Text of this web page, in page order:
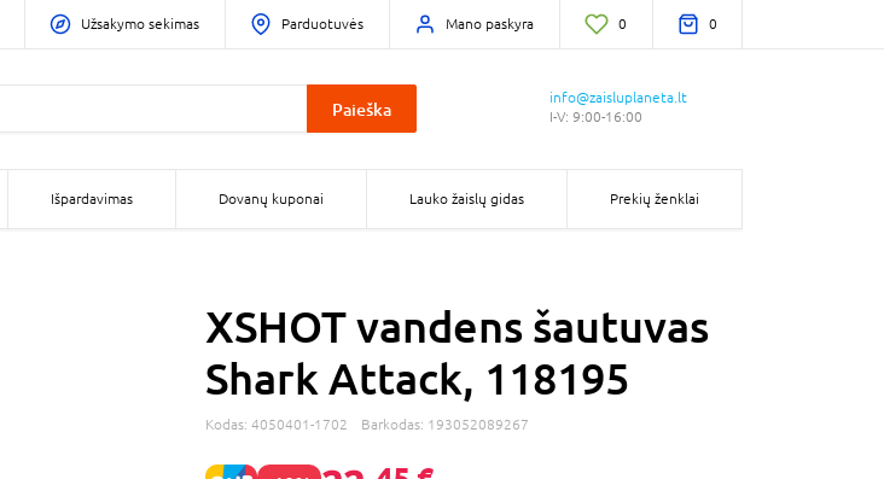
Užsakymo sekimas Parduotuvės Mano paskyra 0 0
Paieška
info@zaisluplaneta.lt
I-V: 9:00-16:00
Išpardavimas Dovanų kuponai Lauko žaislų gidas Prekių ženklai
XSHOT vandens šautuvas
Shark Attack, 118195
Kodas: 4050401-1702 Barkodas: 193052089267